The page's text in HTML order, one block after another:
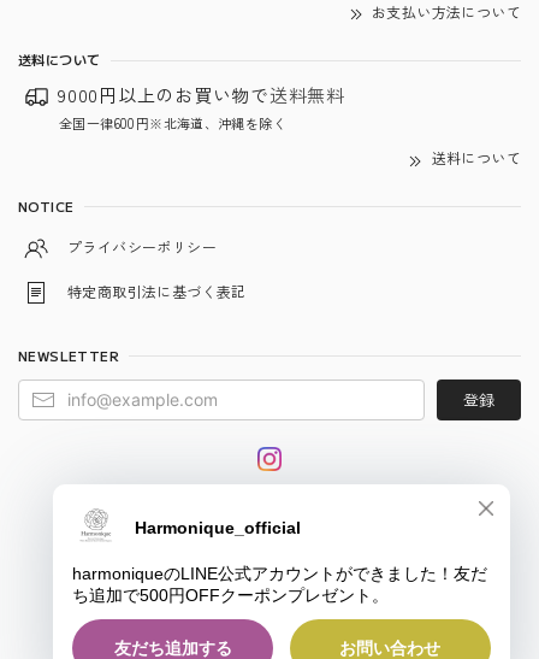
お支払い方法について
送料について
9000円以上のお買い物で送料無料
全国一律600円※北海道、沖縄を除く
送料について
NOTICE
プライバシーポリシー
特定商取引法に基づく表記
NEWSLETTER
登録
© harmonique